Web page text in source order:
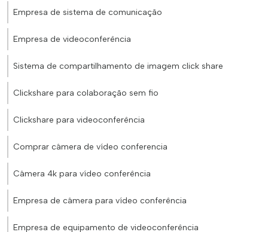
Empresa de sistema de comunicação
Empresa de videoconferência
Sistema de compartilhamento de imagem click share
Clickshare para colaboração sem fio
Clickshare para videoconferência
Comprar câmera de vídeo conferencia
Câmera 4k para vídeo conferência
Empresa de câmera para vídeo conferência
Empresa de equipamento de videoconferência